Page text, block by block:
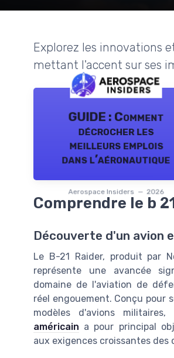
Explorez les innovations
mettant l'accent sur ses
GUIDE : Comment
décrocher les
meilleurs emplois
dans l’aéronautique
Aerospace Insiders — 2026
Comprendre le b
Découverte d'un avion
Le B-21 Raider, produit par
représente une avancée
domaine de l'aviation de
réel engouement. Conçu pour
modèles d'avions
américain a pour principal
aux exigences croissantes des